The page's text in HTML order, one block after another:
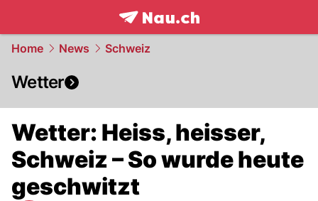
frontpage.NAU.ch
Home News Schweiz
Wetter
Wetter: Heiss, heisser,
Schweiz – So wurde heute
geschwitzt